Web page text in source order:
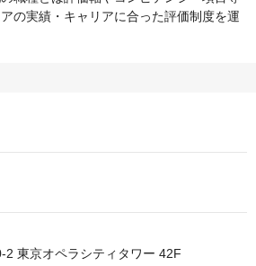
の実績・キャリアに合った評価制度を運
2 東京オペラシティタワー 42F